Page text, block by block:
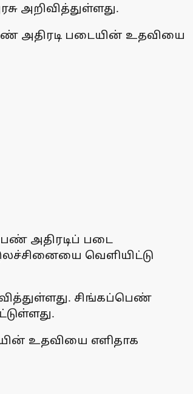
அறிவித்துள்ளது.
அதிரடி படையின் உதவியை
அதிரடிப் படை
வெளியிட்டு
சிங்கப்பெண்
உதவியை எளிதாக